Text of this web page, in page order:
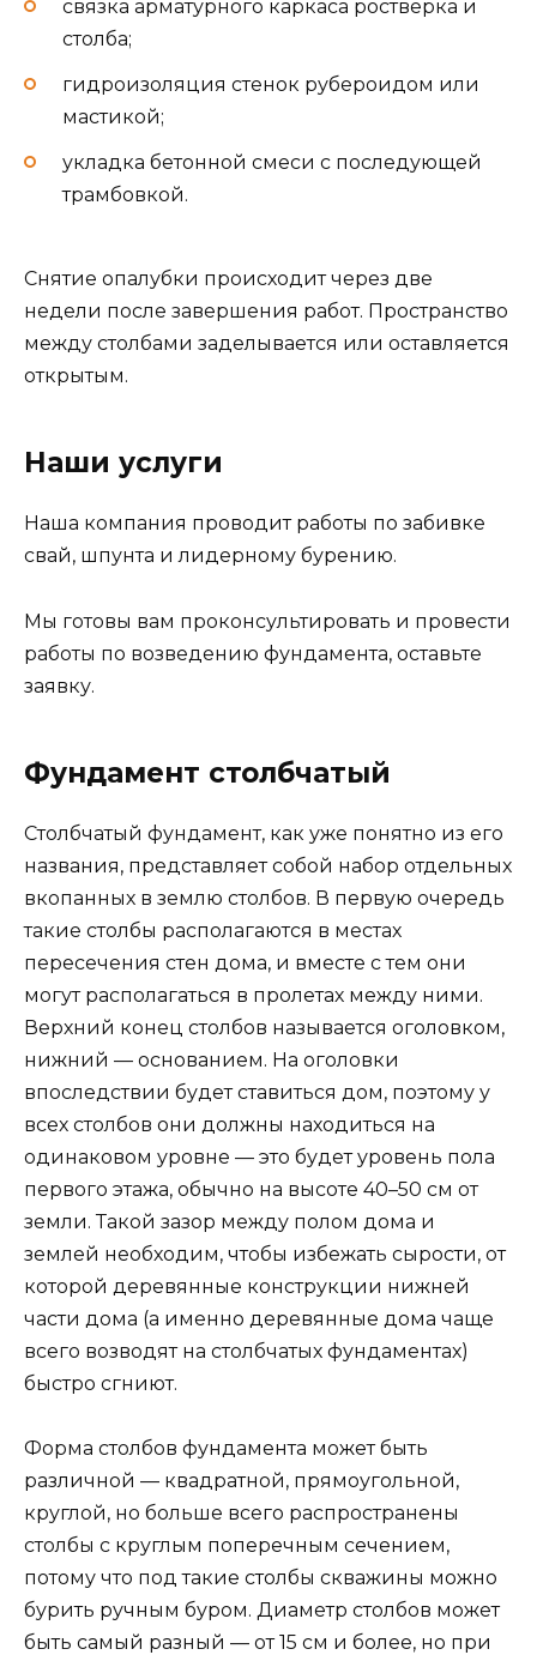
связка арматурного каркаса ростверка и
столба;
гидроизоляция стенок рубероидом или
мастикой;
укладка бетонной смеси с последующей
трамбовкой.
Снятие опалубки происходит через две
недели после завершения работ. Пространство
между столбами заделывается или оставляется
открытым.
Наши услуги
Наша компания проводит работы по забивке
свай, шпунта и лидерному бурению.
Мы готовы вам проконсультировать и провести
работы по возведению фундамента, оставьте
заявку.
Фундамент столбчатый
Столбчатый фундамент, как уже понятно из его
названия, представляет собой набор отдельных
вкопанных в землю столбов. В первую очередь
такие столбы располагаются в местах
пересечения стен дома, и вместе с тем они
могут располагаться в пролетах между ними.
Верхний конец столбов называется оголовком,
нижний — основанием. На оголовки
впоследствии будет ставиться дом, поэтому у
всех столбов они должны находиться на
одинаковом уровне — это будет уровень пола
первого этажа, обычно на высоте 40–50 см от
земли. Такой зазор между полом дома и
землей необходим, чтобы избежать сырости, от
которой деревянные конструкции нижней
части дома (а именно деревянные дома чаще
всего возводят на столбчатых фундаментах)
быстро сгниют.
Форма столбов фундамента может быть
различной — квадратной, прямоугольной,
круглой, но больше всего распространены
столбы с круглым поперечным сечением,
потому что под такие столбы скважины можно
бурить ручным буром. Диаметр столбов может
быть самый разный — от 15 см и более, но при